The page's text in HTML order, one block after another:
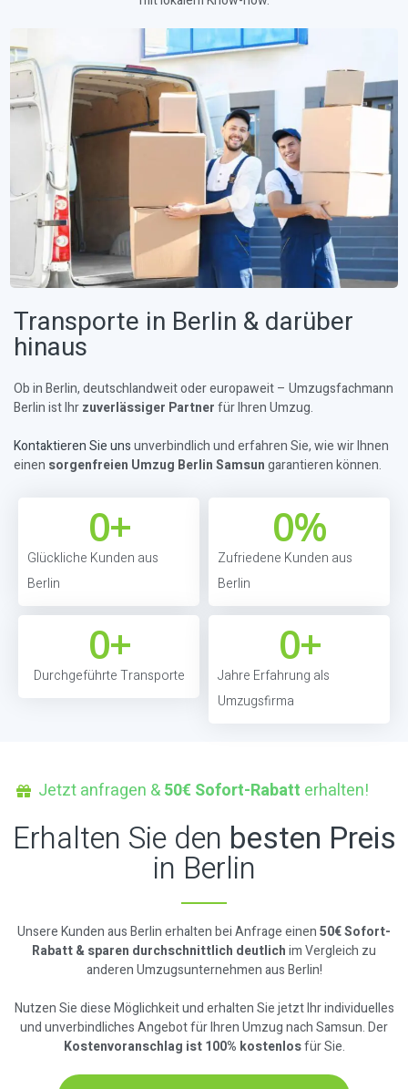
Transporte in Berlin & darüber
hinaus
Ob in Berlin, deutschlandweit oder europaweit – Umzugsfachmann
Berlin ist Ihrzuverlässiger Partnerfür Ihren Umzug.
Kontaktieren Sie unsunverbindlich und erfahren Sie, wie wir Ihnen
einen sorgenfreien Umzug Berlin Samsungarantieren können.
Glückliche Kunden aus
Berlin
0+
Zufriedene Kunden aus
Berlin
0%
Durchgeführte Transporte
0+
Jahre Erfahrung als
Umzugsfirma
0+
Jetzt anfragen &50€ Sofort-Rabatt erhalten!
Erhalten Sie den besten Preis
in Berlin
Unsere Kunden aus Berlin erhalten bei Anfrage einen50€ Sofort-
Rabatt & sparen durchschnittlich deutlichim Vergleich zu
anderen Umzugsunternehmen aus Berlin!
Nutzen Sie diese Möglichkeit und erhalten Sie jetzt Ihr individuelles
und unverbindliches Angebot für Ihren Umzug nach Samsun. Der
Kostenvoranschlag ist 100% kostenlosfür Sie.